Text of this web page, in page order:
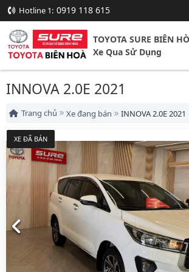
Hotline 1: 0919 118 615
TOYOTA SURE BIÊN
Xe Qua Sử Dụng
INNOVA 2.0E 2021
Trang chủ Xe đang bán INNOVA 2.0E 2021
XE ĐÃ BÁN